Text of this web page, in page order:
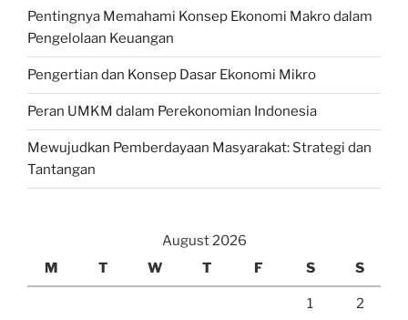
Pentingnya Memahami Konsep Ekonomi Makro dalam
Pengelolaan Keuangan
Pengertian dan Konsep Dasar Ekonomi Mikro
Peran UMKM dalam Perekonomian Indonesia
Mewujudkan Pemberdayaan Masyarakat: Strategi dan
Tantangan
August 2026
M
T W T F S S
1 2